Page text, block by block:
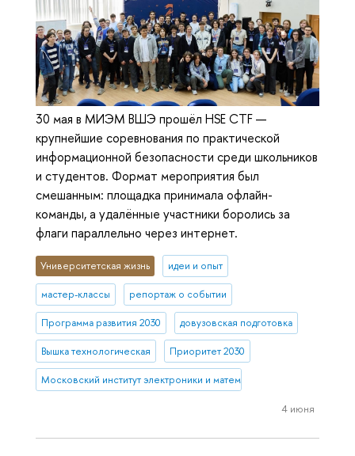
30 мая в МИЭМ ВШЭ прошёл HSE CTF —
крупнейшие соревнования по практической
информационной безопасности среди школьников
и студентов. Формат мероприятия был
смешанным: площадка принимала офлайн-
команды, а удалённые участники боролись за
флаги параллельно через интернет.
Университетская жизнь идеи и опыт
мастер-классы репортаж о событии
Программа развития 2030 довузовская подготовка
Вышка технологическая Приоритет 2030
Московский институт электроники и математики им. А.Н. Тихонова
4 июня